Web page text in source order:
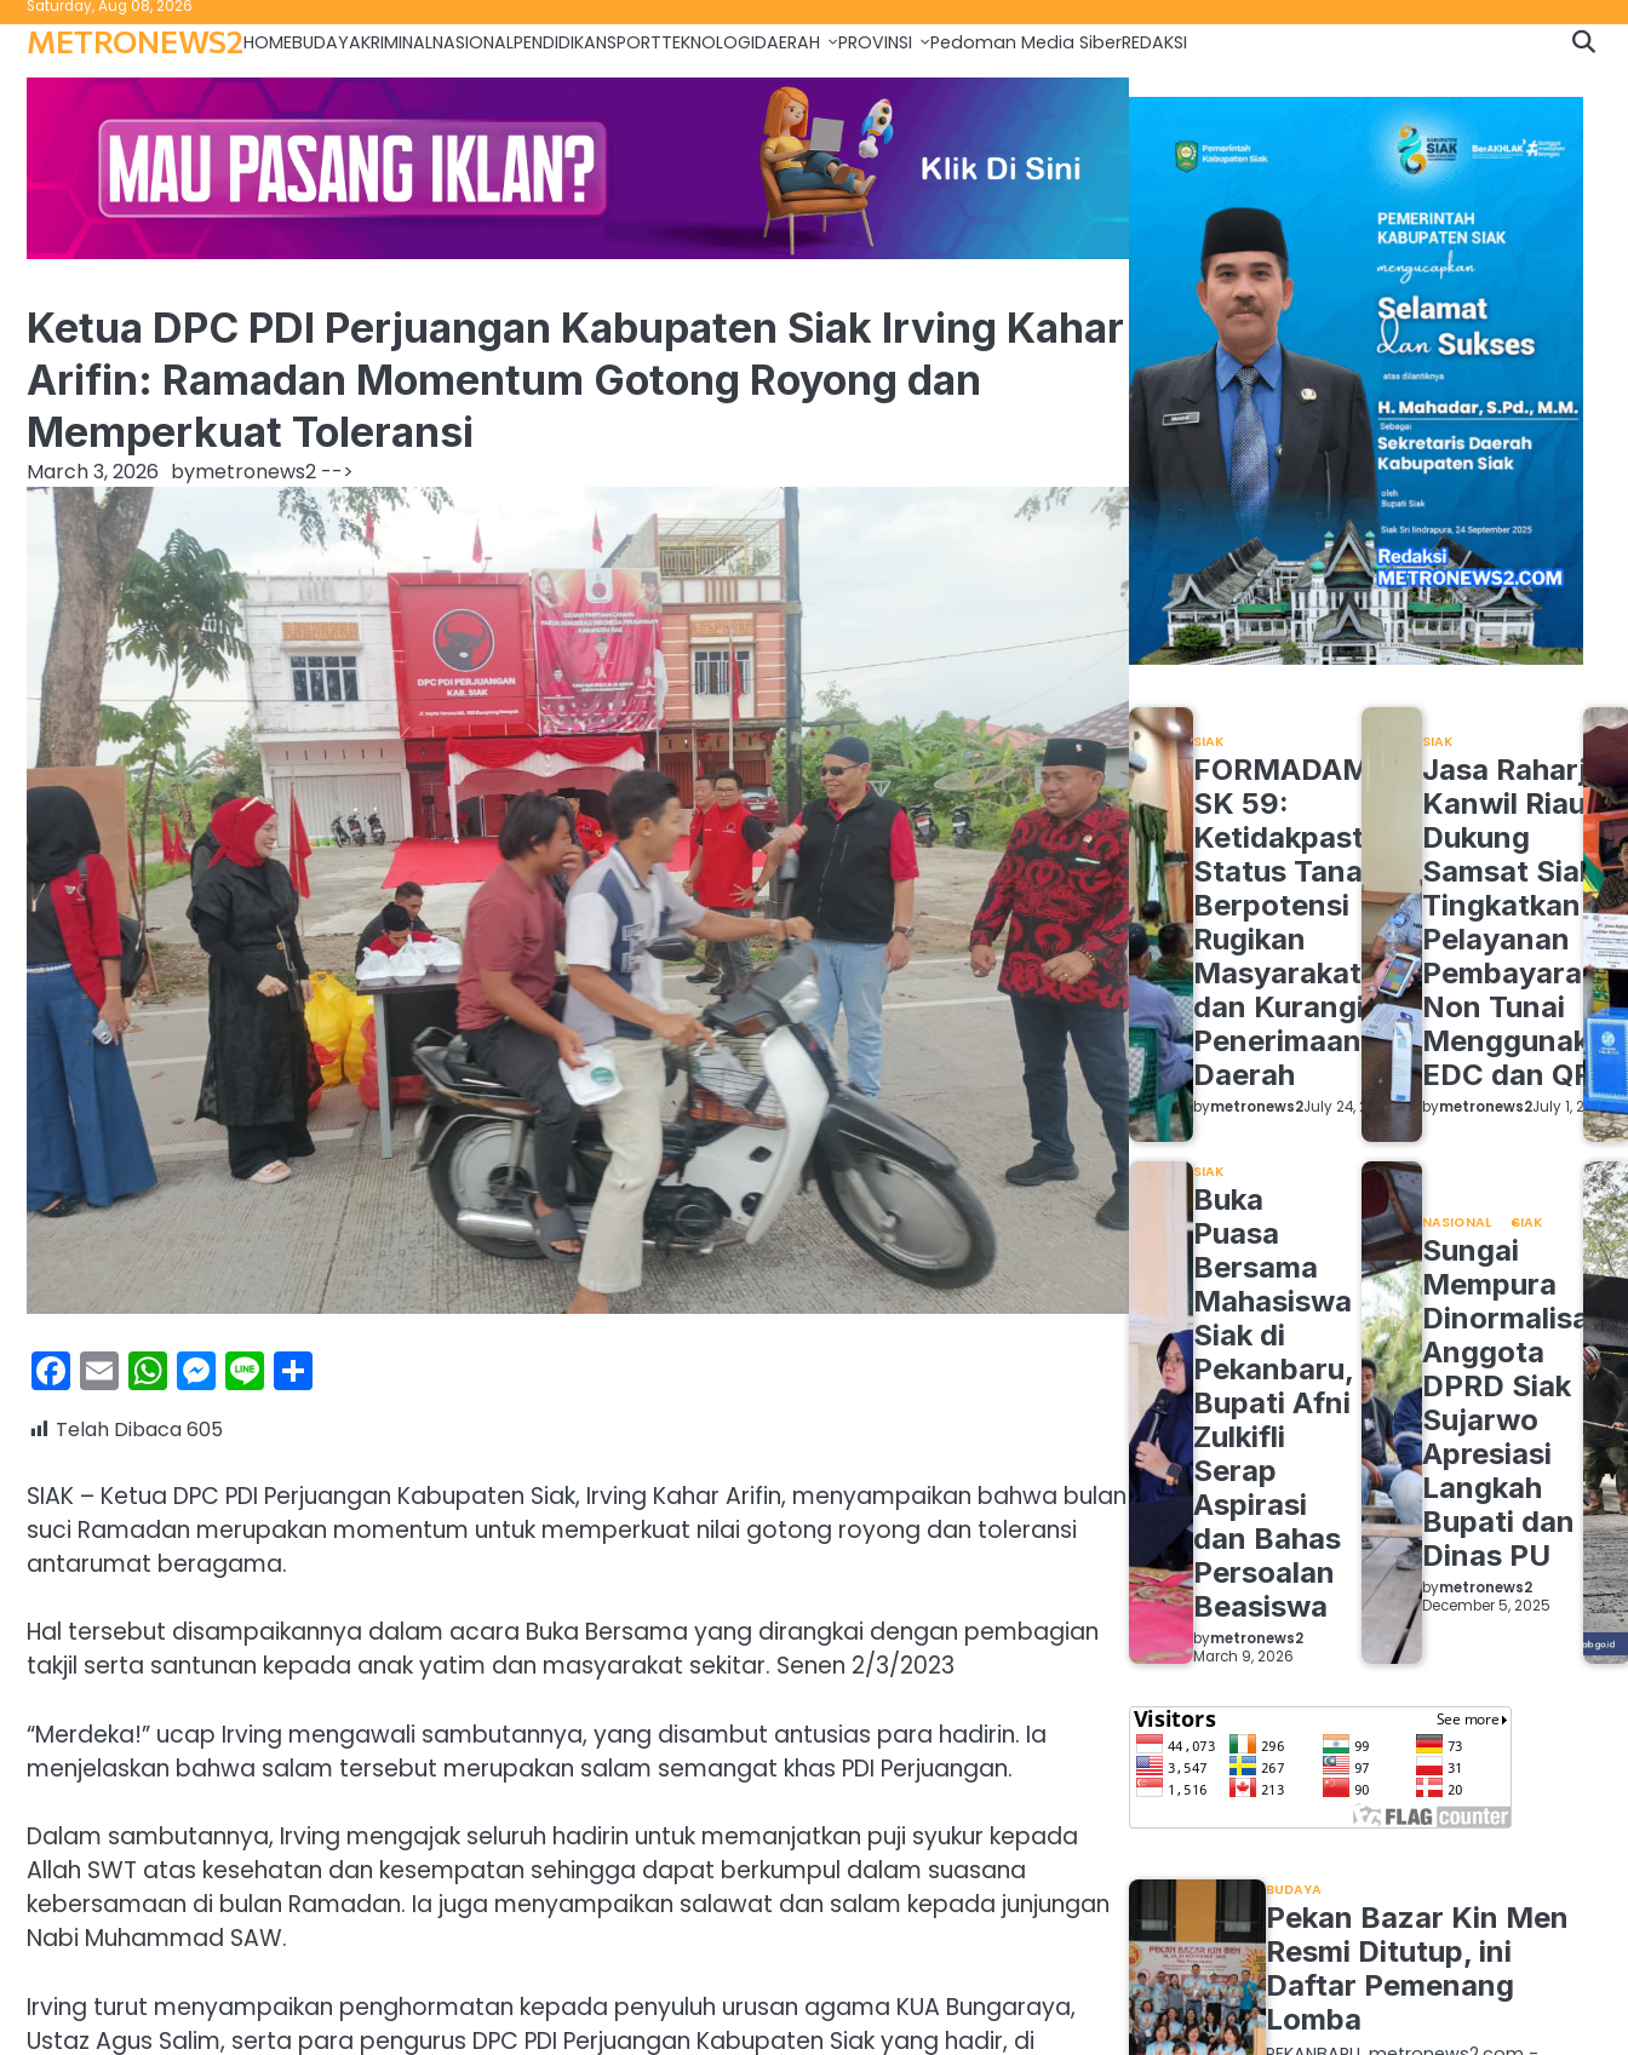
to
content
Saturday, Aug 08, 2026
METRONEWS2HOMEBUDAYAKRIMINALNASIONALPENDIDIKANSPORTTEKNOLOGIDAERAH PROVINSI Pedoman Media SiberREDAKSI
Ketua DPC PDI Perjuangan Kabupaten Siak Irving Kahar
Arifin: Ramadan Momentum Gotong Royong dan
Memperkuat Toleransi
March 3, 2026 bymetronews2 -->
Facebook
EmailWhatsApp
Messenger
Line
Telah Dibaca605
SIAK – Ketua DPC PDI Perjuangan Kabupaten Siak, Irving Kahar Arifin, menyampaikan bahwa bulan
suci Ramadan merupakan momentum untuk memperkuat nilai gotong royong dan toleransi
antarumat beragama.
Hal tersebut disampaikannya dalam acara Buka Bersama yang dirangkai dengan pembagian
takjil serta santunan kepada anak yatim dan masyarakat sekitar. Senen 2/3/2023
“Merdeka!” ucap Irving mengawali sambutannya, yang disambut antusias para hadirin. Ia
menjelaskan bahwa salam tersebut merupakan salam semangat khas PDI Perjuangan.
Dalam sambutannya, Irving mengajak seluruh hadirin untuk memanjatkan puji syukur kepada
Allah SWT atas kesehatan dan kesempatan sehingga dapat berkumpul dalam suasana
kebersamaan di bulan Ramadan. Ia juga menyampaikan salawat dan salam kepada junjungan
Nabi Muhammad SAW.
Irving turut menyampaikan penghormatan kepada penyuluh urusan agama KUA Bungaraya,
Ustaz Agus Salim, serta para pengurus DPC PDI Perjuangan Kabupaten Siak yang hadir, di
SIAK
FORMADAM
SK 59:
Ketidakpastian
Status Tanah
Berpotensi
Rugikan
Masyarakat
dan Kurangi
Penerimaan
Daerah
bymetronews2July 24, 2026
SIAK
Jasa Raharja
Kanwil Riau
Dukung
Samsat Siak
Tingkatkan
Pelayanan
Pembayaran
Non Tunai
Menggunakan
EDC dan QRIS
bymetronews2July 1, 2026
SIAK
Buka
Puasa
Bersama
Mahasiswa
Siak di
Pekanbaru,
Bupati Afni
Zulkifli
Serap
Aspirasi
dan Bahas
Persoalan
Beasiswa
bymetronews2
March 9, 2026
NASIONAL SIAK
Sungai
Mempura
Dinormalisasi,
Anggota
DPRD Siak
Sujarwo
Apresiasi
Langkah
Bupati dan
Dinas PU
bymetronews2
December 5, 2025
BUDAYA
Pekan Bazar Kin Men
Resmi Ditutup, ini
Daftar Pemenang
Lomba